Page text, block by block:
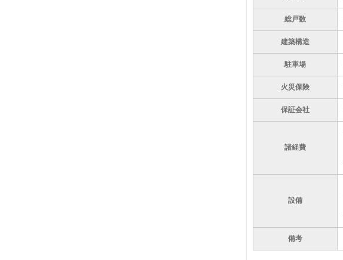
総戸数
建築構造
駐車場
火災保険
保証会社
諸経費
設備
備考